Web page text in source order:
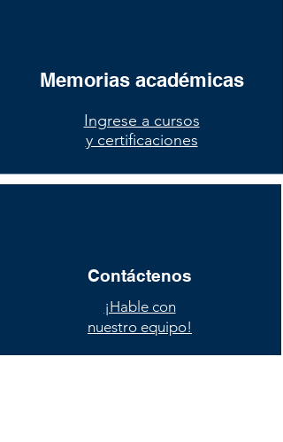
Memorias académicas
Ingrese a cursos
y certificaciones
Contáctenos
¡Hable con
nuestro equipo!